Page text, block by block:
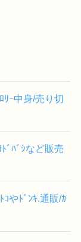
ﾘｰ中身/売り切
ﾞﾊﾞｼなど販売
ｺやﾄﾞﾝｷ.通販/ｶ